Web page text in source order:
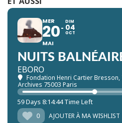
MER
20
MAI
DIM
04
OCT
NUITS
EBORO
Fondation Henri Cartier Bresson,
Archives 75003 Paris
59 Days 8:14:39 Time Left
0 AJOUTER À MA WISHLIST